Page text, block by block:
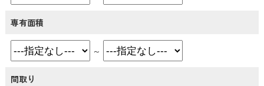
専有面積
～
間取り